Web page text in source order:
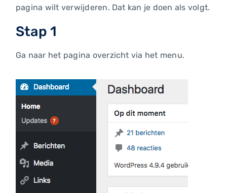
pagina wilt verwijderen. Dat kan je doen als volgt.
Stap 1
Ga naar het pagina overzicht via het menu.